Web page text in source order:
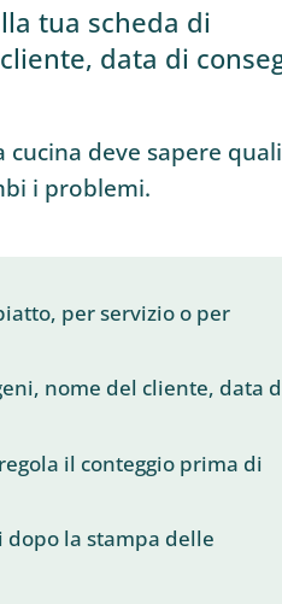
tua scheda di
data di
deve sapere quali
i problemi.
per servizio o per
nome del cliente, data
il conteggio prima di
la stampa delle